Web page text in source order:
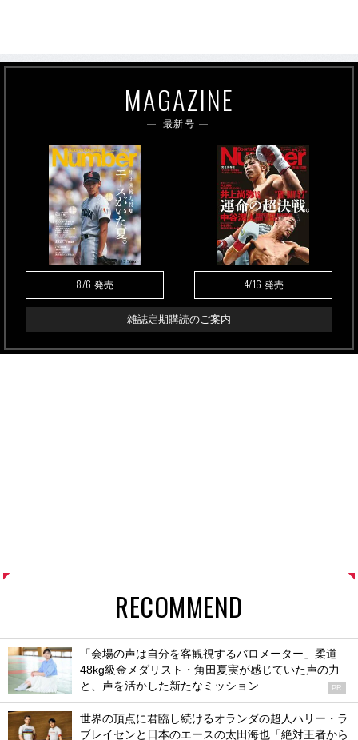
MAGAZINE
最新号
8/6 発売 4/16 発売
雑誌定期購読のご案内
RECOMMEND
「会場の声は自分を客観視するバロメーター」柔道
48kg級金メダリスト・角田夏実が感じていた声の力
と、声を活かした新たなミッション
PR
世界の頂点に君臨し続けるオランダの超人ハリー・ラ
ブレイセンと日本のエースの太田海也「絶対王者から